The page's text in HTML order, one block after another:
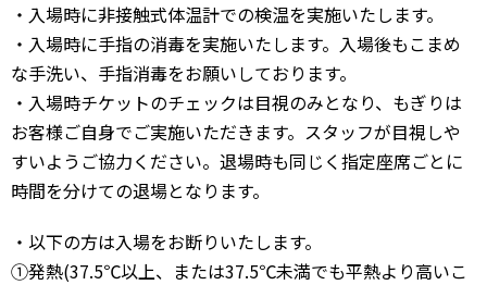
・入場時に非接触式体温計での検温を実施いたします。
・入場時に手指の消毒を実施いたします。入場後もこまめ
な手洗い、手指消毒をお願いしております。
・入場時チケットのチェックは目視のみとなり、もぎりは
お客様ご自身でご実施いただきます。スタッフが目視しや
すいようご協力ください。退場時も同じく指定座席ごとに
時間を分けての退場となります。
・以下の方は入場をお断りいたします。
①発熱(37.5℃以上、または37.5℃未満でも平熱より高いこ